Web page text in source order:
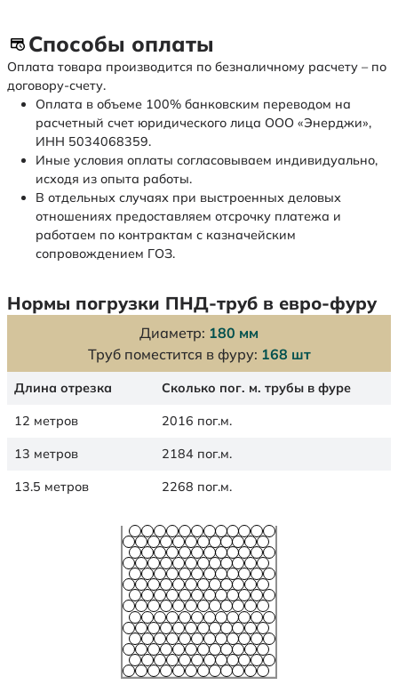
Способы оплаты
Оплата товара производится по безналичному расчету – по
договору-счету.
Оплата в объеме 100% банковским переводом на
расчетный счет юридического лица ООО «Энерджи»,
ИНН 5034068359.
Иные условия оплаты согласовываем индивидуально,
исходя из опыта работы.
В отдельных случаях при выстроенных деловых
отношениях предоставляем отсрочку платежа и
работаем по контрактам с казначейским
сопровождением ГОЗ.
Нормы погрузки ПНД-труб в евро-фуру
Диаметр: 180 мм
Труб поместится в фуру: 168 шт
Длина отрезка Сколько пог. м. трубы в фуре
12 метров 2016 пог.м.
13 метров 2184 пог.м.
13.5 метров 2268 пог.м.